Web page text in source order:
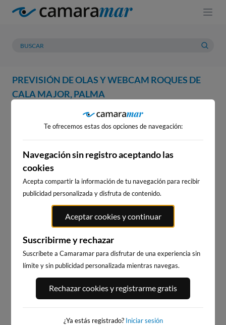
PREVISIÓN DE OLAS Y WEBCAM ROQUES DE
CALA MAJOR, PALMA
PREVISIÓN METEOROLOGÍA
WEBCAM ROQUES DE CALA
MAJOR, PALMA
WEBCAMS CERCANAS
PORT ANDRATX
18km · Andratx
PLAYA DE SITGES
0.1 m CHOPI
Te ofrecemos estas dos opciones de navegación:
Navegación sin registro aceptando las
cookies
Acepta compartir la información de tu navegación para recibir
publicidad personalizada y disfruta de contenido.
Aceptar cookies y continuar
Suscribirme y rechazar
Suscríbete a Camaramar para disfrutar de una experiencia sin
límite y sin publicidad personalizada mientras navegas.
Rechazar cookies y registrarme gratis
¿Ya estás registrado? Iniciar sesión